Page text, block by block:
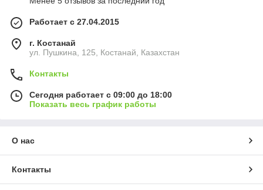
Работает с 27.04.2015
г. Костанай
ул. Пушкина, 125, Костанай, Казахстан
Контакты
Сегодня работает с 09:00 до 18:00
Показать весь график работы
О нас
Контакты